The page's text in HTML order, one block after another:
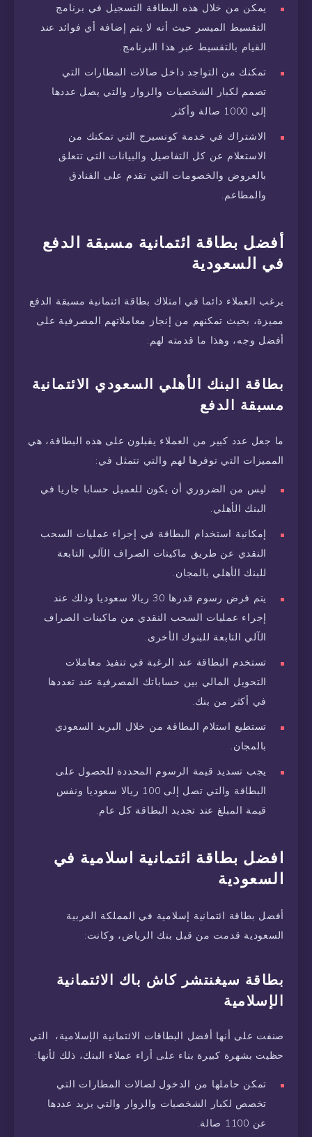
يمكن من خلال هذه البطاقة التسجيل في برنامج
التقسيط الميسر حيث أنه لا يتم إضافة أي فوائد عند
القيام بالتقسيط عبر هذا البرنامج.
تمكنك من التواجد داخل صالات المطارات التي
تصمم لكبار الشخصيات والزوار والتي يصل عددها
إلى 1000 صالة وأكثر.
الاشتراك في خدمة كونسيرج التي تمكنك من
الاستعلام عن كل التفاصيل والبيانات التي تتعلق
بالعروض والخصومات التي تقدم على الفنادق
والمطاعم.
أفضل بطاقة ائتمانية مسبقة الدفع
في السعودية
يرغب العملاء دائما في امتلاك بطاقة ائتمانية مسبقة الدفع
مميزة، بحيث تمكنهم من إنجاز معاملاتهم المصرفية على
أفضل وجه، وهذا ما قدمته لهم:
بطاقة البنك الأهلي السعودي الائتمانية
مسبقة الدفع
ما جعل عدد كبير من العملاء يقبلون على هذه البطاقة، هي
المميزات التي توفرها لهم والتي تتمثل في:
ليس من الضروري أن يكون للعميل حسابا جاريا في
البنك الأهلي.
إمكانية استخدام البطاقة في إجراء عمليات السحب
النقدي عن طريق ماكينات الصراف الآلي التابعة
للبنك الأهلي بالمجان.
يتم فرض رسوم قدرها 30 ريالا سعوديا وذلك عند
إجراء عمليات السحب النقدي من ماكينات الصراف
الآلي التابعة للبنوك الأخرى.
تستخدم البطاقة عند الرغبة في تنفيذ معاملات
التحويل المالي بين حساباتك المصرفية عند تعددها
في أكثر من بنك.
تستطيع استلام البطاقة من خلال البريد السعودي
بالمجان.
يجب تسديد قيمة الرسوم المحددة للحصول على
البطاقة والتي تصل إلى 100 ريالا سعوديا ونفس
قيمة المبلغ عند تجديد البطاقة كل عام.
افضل بطاقة ائتمانية اسلامية في
السعودية
أفضل بطاقة ائتمانية إسلامية في المملكة العربية
السعودية قدمت من قبل بنك الرياض، وكانت:
بطاقة سيغنتشر كاش باك الائتمانية
الإسلامية
صنفت على أنها أفضل البطاقات الائتمانية الإسلامية، التي
حظيت بشهرة كبيرة بناء على أراء عملاء البنك، ذلك لأنها:
تمكن حاملها من الدخول لصالات المطارات التي
تخصص لكبار الشخصيات والزوار والتي يزيد عددها
عن 1100 صالة.